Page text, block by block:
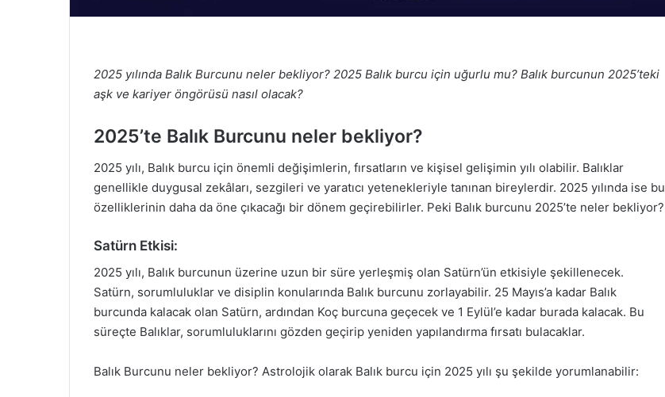
2025 yılında Balık Burcunu neler bekliyor? 2025 Balık burcu için uğurlu mu? Balık burcunun 2025’teki
aşk ve kariyer öngörüsü nasıl olacak?
2025’te Balık Burcunu neler bekliyor?
2025 yılı, Balık burcu için önemli değişimlerin, fırsatların ve kişisel gelişimin yılı olabilir. Balıklar
genellikle duygusal zekâları, sezgileri ve yaratıcı yetenekleriyle tanınan bireylerdir. 2025 yılında ise bu
özelliklerinin daha da öne çıkacağı bir dönem geçirebilirler. Peki Balık burcunu 2025’te neler bekliyor?
Satürn Etkisi:
2025 yılı, Balık burcunun üzerine uzun bir süre yerleşmiş olan Satürn’ün etkisiyle şekillenecek.
Satürn, sorumluluklar ve disiplin konularında Balık burcunu zorlayabilir. 25 Mayıs’a kadar Balık
burcunda kalacak olan Satürn, ardından Koç burcuna geçecek ve 1 Eylül’e kadar burada kalacak. Bu
süreçte Balıklar, sorumluluklarını gözden geçirip yeniden yapılandırma fırsatı bulacaklar.
Balık Burcunu neler bekliyor? Astrolojik olarak Balık burcu için 2025 yılı şu şekilde yorumlanabilir: